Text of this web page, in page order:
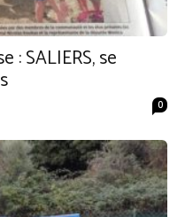
: SALIERS, se
0